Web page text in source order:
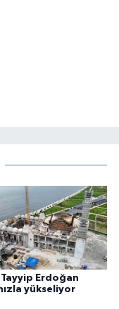
Tayyip Erdoğan
yükseliyor